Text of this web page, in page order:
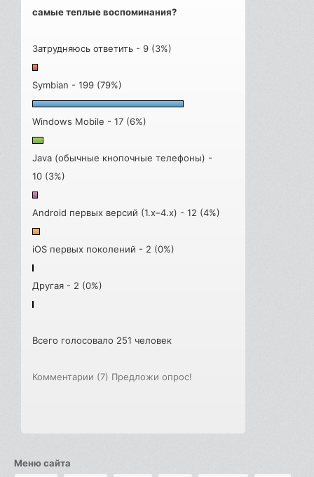
самые теплые воспоминания?
Затрудняюсь ответить - 9 (3%)
Symbian - 199 (79%)
Windows Mobile - 17 (6%)
Java (обычные кнопочные телефоны) -
10 (3%)
Android первых версий (1.x–4.x) - 12 (4%)
iOS первых поколений - 2 (0%)
Другая - 2 (0%)
Всего голосовало 251 человек
Комментарии (7) Предложи опрос!
Меню сайта